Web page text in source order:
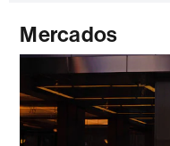
Mercados